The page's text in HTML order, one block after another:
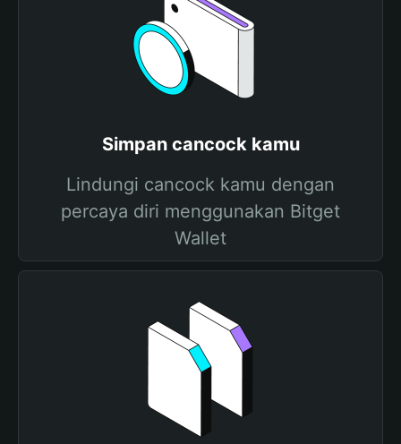
Simpan cancock kamu
Lindungi cancock kamu dengan
percaya diri menggunakan Bitget
Wallet